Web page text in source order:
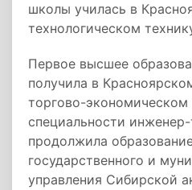
школы училась в
технологическом
Первое высшее
получила в
торгово-экономическом
специальности
продолжила
государственного и
управления Сибирской